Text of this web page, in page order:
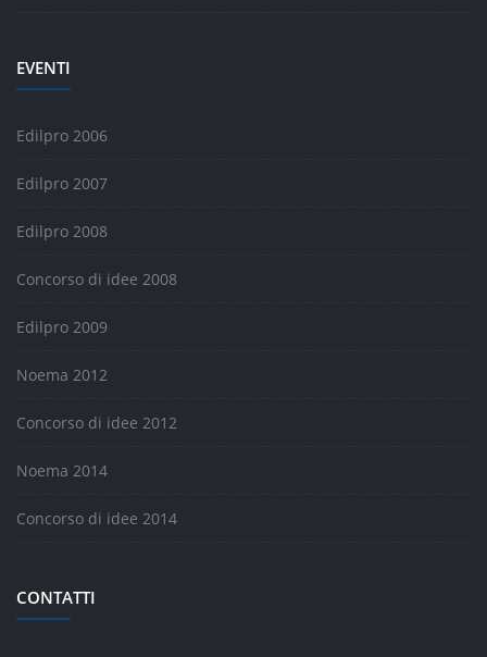
EVENTI
Edilpro 2006
Edilpro 2007
Edilpro 2008
Concorso di idee 2008
Edilpro 2009
Noema 2012
Concorso di idee 2012
Noema 2014
Concorso di idee 2014
CONTATTI